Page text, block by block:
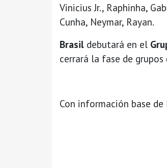
Vinicius Jr., Raphinha,
Cunha, Neymar, Rayan.
Brasil debutará en el
cerrará la fase de
Con información base de